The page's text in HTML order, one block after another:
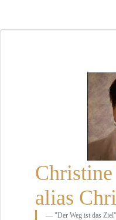
alias
"Der Weg ist das